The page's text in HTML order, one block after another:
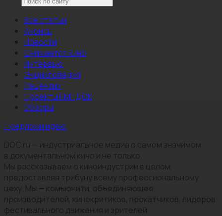
Все статьи
Анонсы
Новости
Снимается кино
Интервью
Энциклопедия
Рецензии
Проекты НМГ ДОК
Обзоры
Предложи идею
DOC.ru — индустриальное медиа о самом значимом
в документальном кино и не только.
Мы рассказываем о киноиндустрии в целом,
предоставляя трибуну всему профессиональному
цеху. Мы — комьюнити, объединяющее
производителей, кинокритиков, прокатчиков, лидеров
фестивального движения и зрителей.